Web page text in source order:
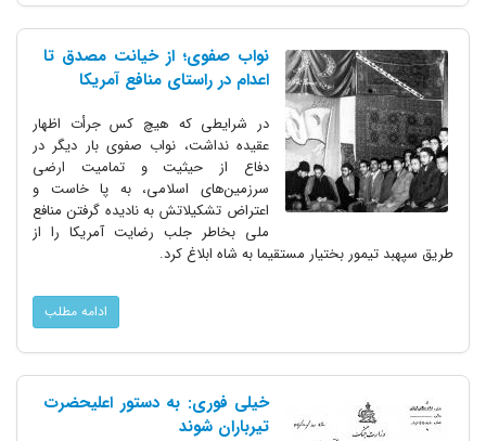
نواب صفوی؛ از خیانت مصدق تا
اعدام در راستای منافع آمریکا
در شرایطی که هیچ کس جرأت اظهار
عقیده نداشت، نواب صفوی بار دیگر در
دفاع از حیثیت و تمامیت ارضی
سرزمین‌های اسلامی، به پا خاست و
اعتراض تشکیلاتش به نادیده گرفتن منافع
ملی بخاطر جلب رضایت آمریکا را از
طریق سپهبد تیمور بختیار مستقیما به شاه ابلاغ کرد.
ادامه مطلب
خیلی فوری: به دستور اعلیحضرت
تیرباران شوند